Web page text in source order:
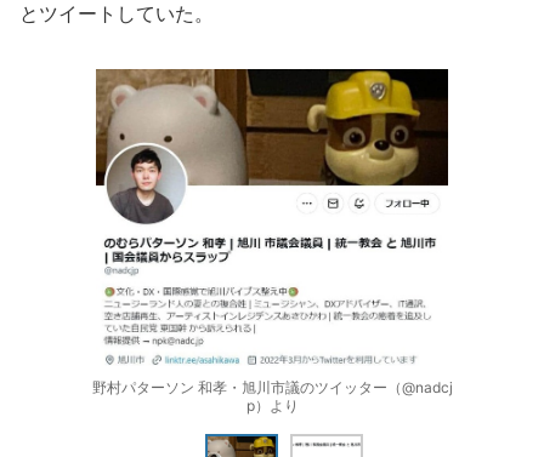
とツイートしていた。
野村パターソン 和孝・旭川市議のツイッター（@nadcj
p）より